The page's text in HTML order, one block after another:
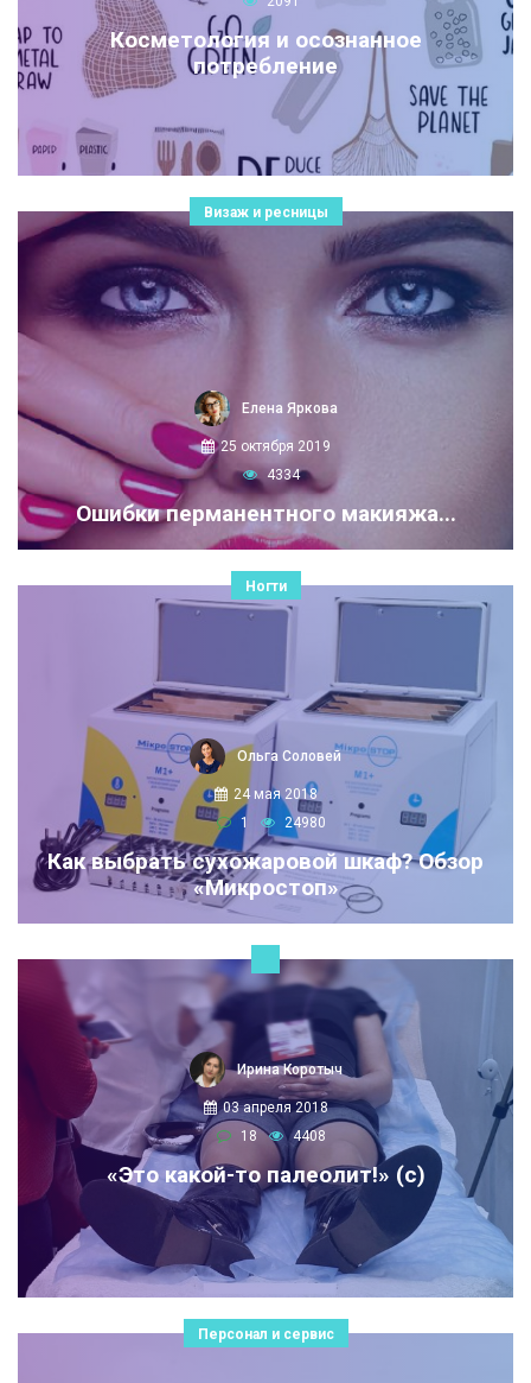
Косметология и осознанное
потребление
Визаж и ресницы
Елена Яркова
25 октября 2019
4334
Ошибки перманентного макияжа...
Ногти
Ольга Соловей
24 мая 2018
1
24980
Как выбрать сухожаровой шкаф? Обзор
«Микростоп»
Ирина Коротыч
03 апреля 2018
18
4408
«Это какой-то палеолит!» (с)
Персонал и сервис